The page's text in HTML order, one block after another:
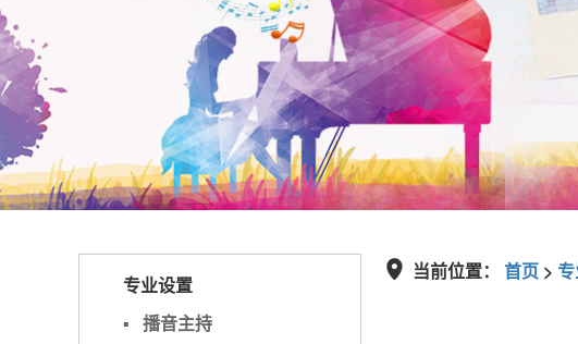
专业设置
▪ 播音主持
 当前位置： 首页 >